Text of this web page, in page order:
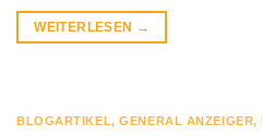
WEITERLESEN →
BLOGARTIKEL,GENERAL ANZEIGER,